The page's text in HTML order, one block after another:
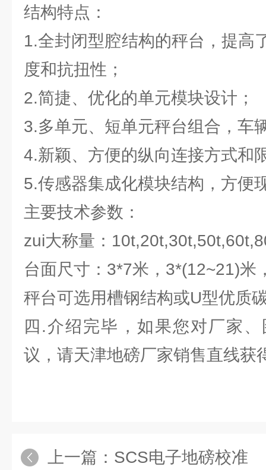
结构特点：
1.全封闭型腔结构的秤台，提高
度和抗扭性；
2.简捷、优化的单元模块设计；
3.多单元、短单元秤台组合，车
4.新颖、方便的纵向连接方式和
5.传感器集成化模块结构，方便
主要技术参数：
zui大称量：
台面尺寸：3*7米，3*(12~21)米
秤台可选用槽钢结构或U型优质
四.介绍完毕，如果您对厂家
议，请天津地磅厂家销售直线获
上一篇： SCS电子地磅校准